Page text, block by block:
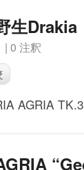
生Drakia
| 0 注釈
AGRIA